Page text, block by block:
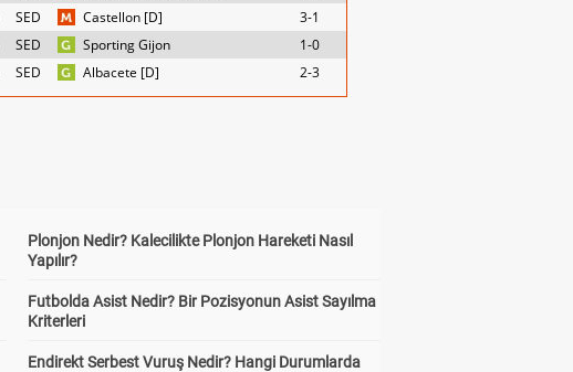
SED Castellon [D]
3-1
SED Sporting Gijon
1-0
SED Albacete [D] 2-3
Plonjon Nedir? Kalecilikte Plonjon Hareketi Nasıl
Yapılır?
Futbolda Asist Nedir? Bir Pozisyonun Asist Sayılma
Kriterleri
Endirekt Serbest Vuruş Nedir? Hangi Durumlarda